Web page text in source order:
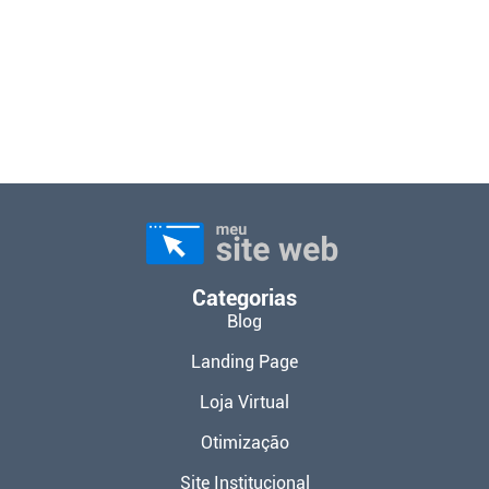
Categorias
Blog
Landing Page
Loja Virtual
Otimização
Site Institucional